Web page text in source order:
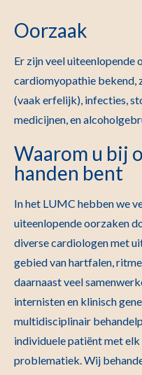
Oorzaak
Er zijn veel uiteenlopende
cardiomyopathie bekend,
(vaak erfelijk), infecties,
medicijnen, en
Waarom u bij
handen bent
In het LUMC hebben we
uiteenlopende oorzaken
diverse cardiologen met
gebied van hartfalen,
daarnaast veel
internisten en klinisch
multidisciplinair
individuele patiënt met
problematiek. Wij